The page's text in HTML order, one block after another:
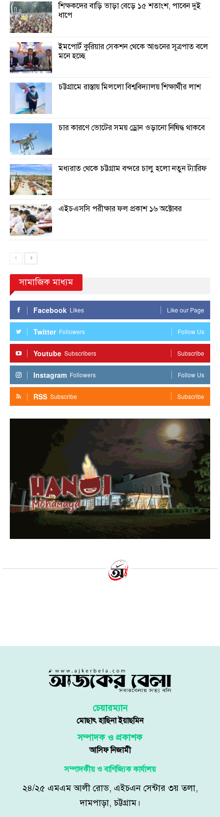
শিক্ষকদের বাড়ি ভাড়া বেড়ে ১৫ শতাংশ, পাবেন দুই
ধাপে
ইমপোর্ট কুরিয়ার সেকশন থেকে আগুনের সূত্রপাত বলে
মনে হচ্ছে
চট্টগ্রামে রাস্তায় মিললো বিশ্ববিদ্যালয় শিক্ষার্থীর লাশ
চার কারণে ভোটের সময় ড্রোন ওড়ানো নিষিদ্ধ থাকবে
মধ্যরাত থেকে চট্টগ্রাম বন্দরে চালু হলো নতুন ট্যারিফ
এইচএসসি পরীক্ষার ফল প্রকাশ ১৬ অক্টোবর
সামাজিক মাধ্যম
Facebook Likes Like our Page
Twitter Followers Follow Us
Youtube Subscribers Subscribe
Instagram Followers Follow Us
RSS Subscribe Subscribe
চেয়ারম্যান
মোছাৎ হাছিনা ইয়াছমিন
সম্পাদক ও প্রকাশক
আসিফ নিজামী
সম্পাদকীয় ও বাণিজ্যিক কার্যালয়
২৪/২৫ এমএম আলী রোড, এইচএন সেন্টার ৩য় তলা,
দামপাড়া, চট্টগ্রাম।